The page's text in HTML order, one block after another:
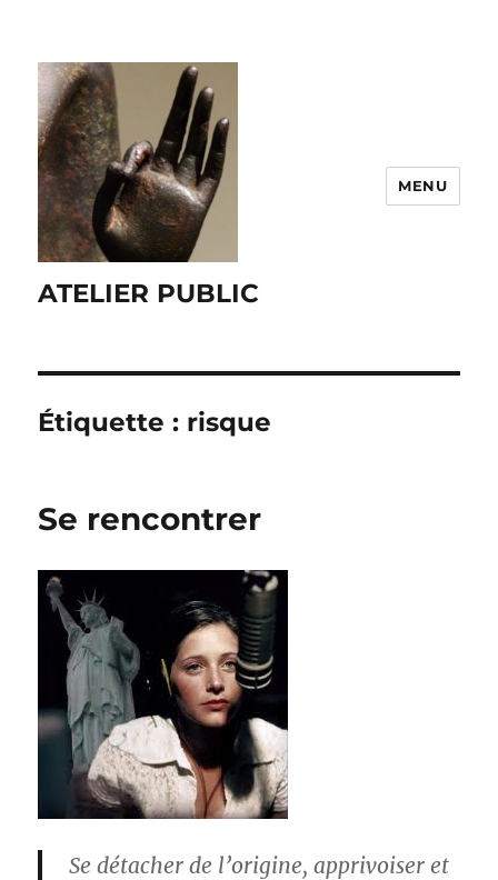
ATELIER PUBLIC
MENU
Étiquette : risque
Se rencontrer
Se détacher de l’origine, apprivoiser et